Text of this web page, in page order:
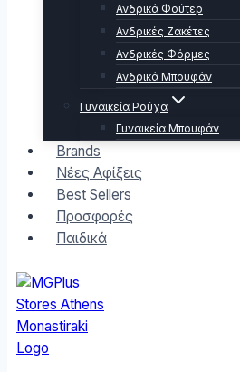
Ανδρικά Φούτερ
Ανδρικές Ζακέτες
Ανδρικές Φόρμες
Ανδρικά Μπουφάν
Γυναικεία Ρούχα
Γυναικεία Μπουφάν
Brands
Νέες Αφίξεις
Best Sellers
Προσφορές
Παιδικά